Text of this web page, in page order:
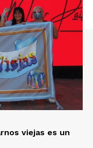
viejas es un